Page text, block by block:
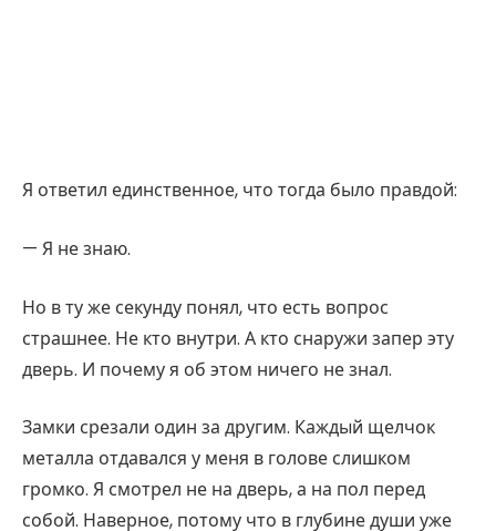
Я ответил единственное, что тогда было правдой:
— Я не знаю.
Но в ту же секунду понял, что есть вопрос
страшнее. Не кто внутри. А кто снаружи запер эту
дверь. И почему я об этом ничего не знал.
Замки срезали один за другим. Каждый щелчок
металла отдавался у меня в голове слишком
громко. Я смотрел не на дверь, а на пол перед
собой. Наверное, потому что в глубине души уже